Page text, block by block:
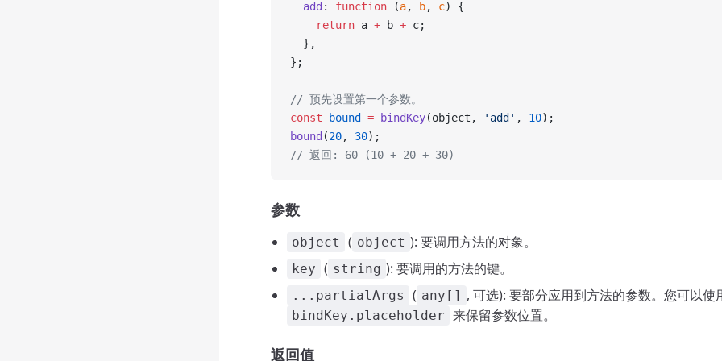
  add
: function (a, b, c) {
    return
a + b + c;
  },
};
// 预先设置第一个参数。
const bound = bindKey(object, 'add' , 10);
bound (20, 30);
// 返回: 60 (10 + 20 + 30)
参数
object ( object ): 要调用方法的对象。
key ( string ): 要调用的方法的键。
...partialArgs ( any[] , 可选): 要部分应用到方法的参数。您可以使
bindKey.placeholder 来保留参数位置。
返回值